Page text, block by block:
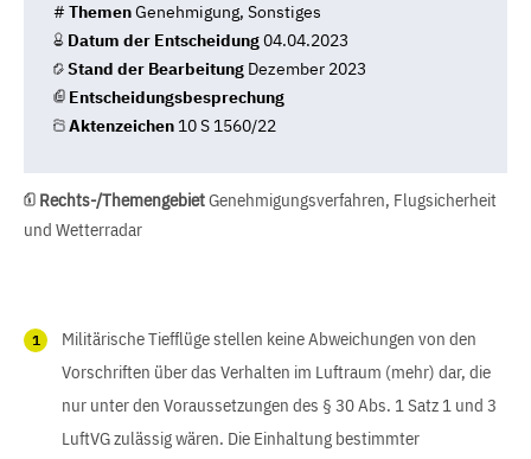
# ThemenGenehmigung, Sonstiges
Datum der Entscheidung04.04.2023
Stand der Bearbeitung Dezember 2023
Entscheidungsbesprechung
Aktenzeichen 10 S 1560/22
Rechts-/ThemengebietGenehmigungsverfahren, Flugsicherheit
und Wetterradar
Militärische Tiefflüge stellen keine Abweichungen von den
Vorschriften über das Verhalten im Luftraum (mehr) dar, die
nur unter den Voraussetzungen des § 30 Abs. 1 Satz 1 und 3
LuftVG zulässig wären. Die Einhaltung bestimmter